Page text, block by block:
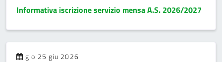
Informativa iscrizione servizio mensa A.S. 2026/2027
gio 25 giu 2026